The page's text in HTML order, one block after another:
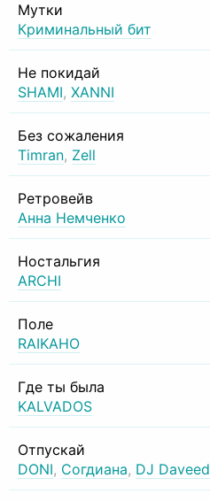
Мутки
Криминальный бит
Не покидай
SHAMI, XANNI
Без сожаления
Timran, Zell
Ретровейв
Анна Немченко
Ностальгия
ARCHI
Поле
RAIKAHO
Где ты была
KALVADOS
Отпускай
DONI, Согдиана, DJ Daveed